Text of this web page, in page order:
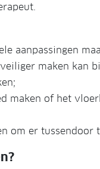
aanpassingen
maken kan
maken of het
om er tussendoor